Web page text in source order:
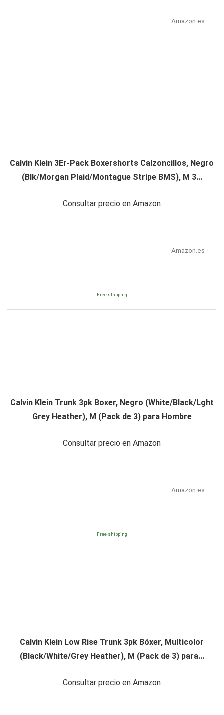
Amazon.es
Calvin Klein 3Er-Pack Boxershorts Calzoncillos, Negro
(Blk/Morgan Plaid/Montague Stripe BMS), M 3...
Consultar precio en Amazon
Amazon.es
Free shipping
Calvin Klein Trunk 3pk Boxer, Negro (White/Black/Lght
Grey Heather), M (Pack de 3) para Hombre
Consultar precio en Amazon
Amazon.es
Free shipping
Calvin Klein Low Rise Trunk 3pk Bóxer, Multicolor
(Black/White/Grey Heather), M (Pack de 3) para...
Consultar precio en Amazon